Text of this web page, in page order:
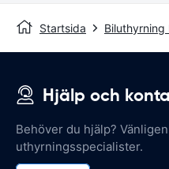
Startsida Biluthyrning
Hjälp och
Behöver du hjälp?
uthyrningsspecialister.